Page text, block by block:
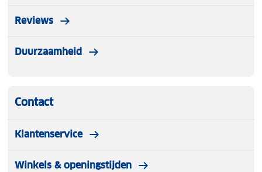
Reviews
Duurzaamheid
Contact
Klantenservice
Winkels & openingstijden